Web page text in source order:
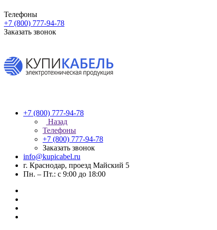
Телефоны
+7 (800) 777-94-78
Заказать звонок
+7 (800) 777-94-78
Назад
Телефоны
+7 (800) 777-94-78
Заказать звонок
info@kupicabel.ru
г. Краснодар, проезд Майский 5
Пн. – Пт.: с 9:00 до 18:00